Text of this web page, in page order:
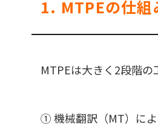
1. MTPEの仕組
MTPEは大きく2段階の
① 機械翻訳（MT）に